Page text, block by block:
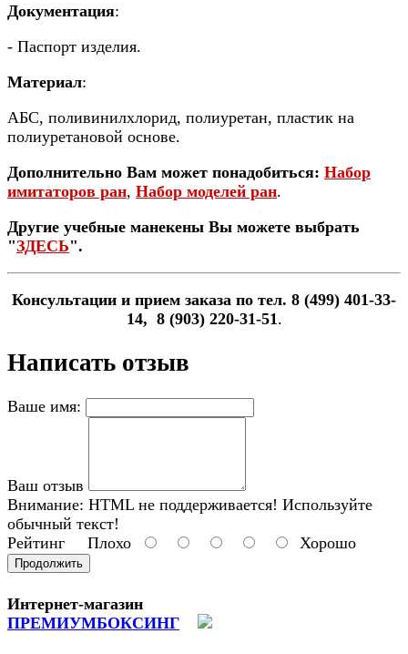
Документация:
- Паспорт изделия.
Материал:
АБС, поливинилхлорид, полиуретан, пластик на
полиуретановой основе.
Дополнительно Вам может понадобиться: Набор
имитаторов ран, Набор моделей ран.
Другие учебные манекены Вы можете выбрать
"ЗДЕСЬ".
Консультации и прием заказа по тел. 8 (499) 401-33-
14, 8 (903) 220-31-51 .
Написать отзыв
Ваше имя:
Ваш отзыв
Внимание: HTML не поддерживается! Используйте
обычный текст!
Рейтинг Плохо Хорошо
Продолжить
Интернет-магазин
ПРЕМИУМБОКСИНГ